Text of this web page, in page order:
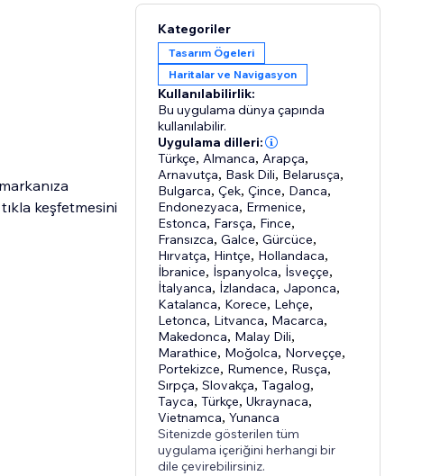
keşfetmesini
Kategoriler
Tasarım Ögeleri
Haritalar ve Navigasyon
Kullanılabilirlik:
Bu uygulama dünya çapında
kullanılabilir.
Uygulama dilleri:
Türkçe, Almanca, Arapça,
Arnavutça, Bask Dili, Belarusça,
Bulgarca,Çek,Çince, Danca,
Endonezyaca, Ermenice,
Estonca, Farsça, Fince,
Fransızca,Galce,Gürcüce,
Hırvatça, Hintçe, Hollandaca,
İbranice, İspanyolca, İsveççe,
İtalyanca, İzlandaca, Japonca,
Katalanca, Korece, Lehçe,
Letonca, Litvanca, Macarca,
Makedonca, Malay Dili,
Marathice, Moğolca, Norveççe,
Portekizce, Rumence, Rusça,
Sırpça,Slovakça,Tagalog,
Tayca,Türkçe,Ukraynaca,
Vietnamca,Yunanca
Sitenizde gösterilen tüm
uygulama içeriğini herhangi bir
dile çevirebilirsiniz.